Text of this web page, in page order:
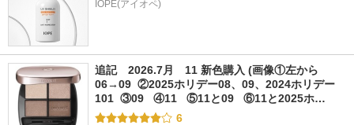
追記　2026.7月　11 新色購入 (画像①左から
06→09  ②2025ホリデー08、09、2024ホリデー
101  ③09   ④11   ⑤11と09   ⑥11と2025ホ…
6